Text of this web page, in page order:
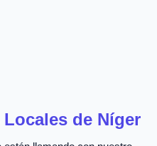
de Níger